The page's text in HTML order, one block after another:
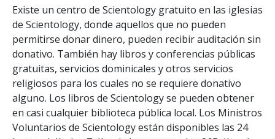
Existe un centro de Scientology gratuito en las iglesias
de Scientology, donde aquellos que no pueden
permitirse donar dinero, pueden recibir auditación sin
donativo. También hay libros y conferencias públicas
gratuitas, servicios dominicales y otros servicios
religiosos para los cuales no se requiere donativo
alguno. Los libros de Scientology se pueden obtener
en casi cualquier biblioteca pública local. Los Ministros
Voluntarios de Scientology están disponibles las 24